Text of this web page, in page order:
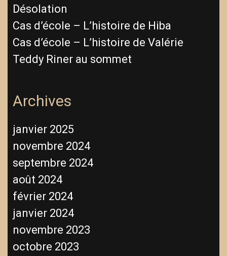
Désolation
Cas d’école – L’histoire de Hiba
Cas d’école – L’histoire de Valérie
Teddy Riner au sommet
Archives
janvier 2025
novembre 2024
septembre 2024
août 2024
février 2024
janvier 2024
novembre 2023
octobre 2023